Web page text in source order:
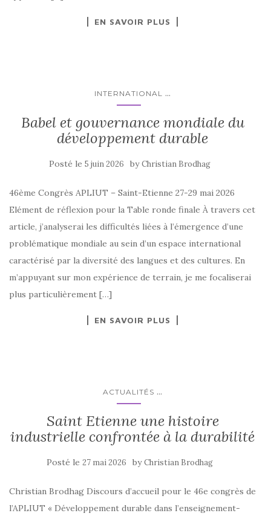
EN SAVOIR PLUS
INTERNATIONAL ...
Babel et gouvernance mondiale du
développement durable
Posté le 5 juin 2026 byChristian Brodhag
46ème Congrès APLIUT – Saint-Etienne 27-29 mai 2026
Elément de réflexion pour la Table ronde finale À travers cet
article, j’analyserai les difficultés liées à l’émergence d’une
problématique mondiale au sein d’un espace international
caractérisé par la diversité des langues et des cultures. En
m’appuyant sur mon expérience de terrain, je me focaliserai
plus particulièrement […]
EN SAVOIR PLUS
ACTUALITÉS ...
Saint Etienne une histoire
industrielle confrontée à la durabilité
Posté le 27 mai 2026 byChristian Brodhag
Christian Brodhag Discours d’accueil pour le 46e congrès de
l’APLIUT « Développement durable dans l’enseignement-